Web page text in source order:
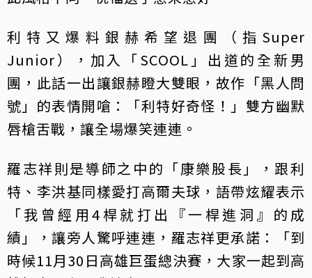
利特又爆料銀赫希望退團（指Super
Junior），加入「SCOOL」出道的全新男
團，此話一出讓銀赫瞪大雙眼，故作「黑人問
號」的表情開嗆：「利特好奇怪！」雙方幽默
唇槍舌戰，讓全場爆笑連連。
羅志祥則是導師之中的「康樂股長」，跟利
特、李洪基同樣愛打高爾夫球，語帶炫耀表示
「我曾經用4桿就打出『一桿進洞』的成
績」，讓旁人驚呼連連，羅志祥更承諾：「到
時候11月30日高雄巨蛋總決賽，大家一起到高